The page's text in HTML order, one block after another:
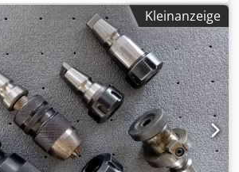
Support 140mm -Spitzenweite
34mm -Spindeldrehzahlen 50 -
Längs / Planvorschübe -
/ Zoll usw. Chjdpfx Aszpg Uqjhcja -
Typ 173 E incl. 16
mit Einsätzen -Wechselräder -
diversem Werkzeug -Maschinenfüße
& Mitlaufende Spitze -
Abmaße: LxBxH 1,6x0,7x1,6
Irrtümer / Eingabefehler
Kleinanzeige